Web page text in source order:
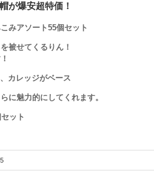
が爆安超特価！
みアソート55個セット
被せてくるりん！
カレッジがベース
に魅力的にしてくれます。
ット